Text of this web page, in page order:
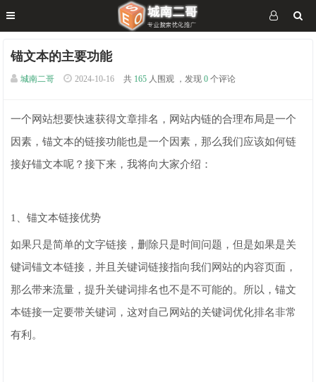
锚文本的主要功能
城南二哥 2024-10-16 共 165 人围观 ，发现 0 个评论
一个网站想要快速获得文章排名，网站内链的合理布局是一个
因素，锚文本的链接功能也是一个因素，那么我们应该如何链
接好锚文本呢？接下来，我将向大家介绍：
1、锚文本链接优势
如果只是简单的文字链接，删除只是时间问题，但是如果是关
键词锚文本链接，并且关键词链接指向我们网站的内容页面，
那么带来流量，提升关键词排名也不是不可能的。所以，锚文
本链接一定要带关键词，这对自己网站的关键词优化排名非常
有利。